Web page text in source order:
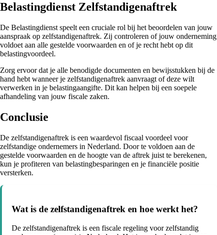
Belastingdienst Zelfstandigenaftrek
De Belastingdienst speelt een cruciale rol bij het beoordelen van jouw
aanspraak op zelfstandigenaftrek. Zij controleren of jouw onderneming
voldoet aan alle gestelde voorwaarden en of je recht hebt op dit
belastingvoordeel.
Zorg ervoor dat je alle benodigde documenten en bewijsstukken bij de
hand hebt wanneer je zelfstandigenaftrek aanvraagt of deze wilt
verwerken in je belastingaangifte. Dit kan helpen bij een soepele
afhandeling van jouw fiscale zaken.
Conclusie
De zelfstandigenaftrek is een waardevol fiscaal voordeel voor
zelfstandige ondernemers in Nederland. Door te voldoen aan de
gestelde voorwaarden en de hoogte van de aftrek juist te berekenen,
kun je profiteren van belastingbesparingen en je financiële positie
versterken.
Wat is de zelfstandigenaftrek en hoe werkt het?
De zelfstandigenaftrek is een fiscale regeling voor zelfstandig